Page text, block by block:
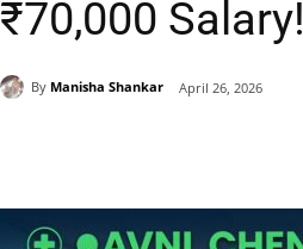
₹70,000 Salary!
By Manisha Shankar April 26, 2026